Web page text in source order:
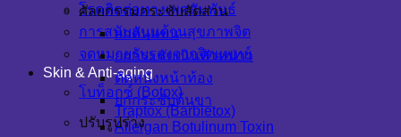
โรคติดต่อทางเพศสัมพันธ์
การสนับสนุนด้านสุขภาพจิต
จดหมายรับรองจากจิตแพทย์
Skin & Anti-aging
โบท็อกซ์ (Botox)
Traptox (Barbietox)
Allergan Botulinum Toxin
ศัลยกรรมกระชับสัดส่วน
ยกต้นแขน
ยกกระชับเนินหัวหน่าว
ตัดหนังหน้าท้อง
ยกกระชับต้นขา
ปรับรูปร่าง